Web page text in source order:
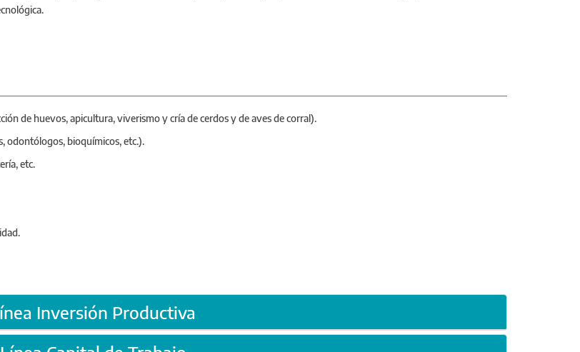
de huevos, apicultura, viverismo y cría de cerdos y de aves de corral).
odontólogos, bioquímicos, etc.).
etc.
Inversión Productiva